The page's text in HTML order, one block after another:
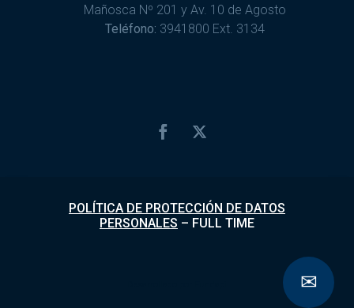
Mañosca Nº 201 y Av. 10 de Agosto
Teléfono: 3941800 Ext. 3134
POLÍTICA DE PROTECCIÓN DE DATOS
PERSONALES – FULL TIME
✉